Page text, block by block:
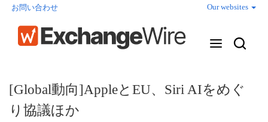
お問い合わせ Our websites
[Global動向]AppleとEU、Siri AIをめぐ
り協議ほか